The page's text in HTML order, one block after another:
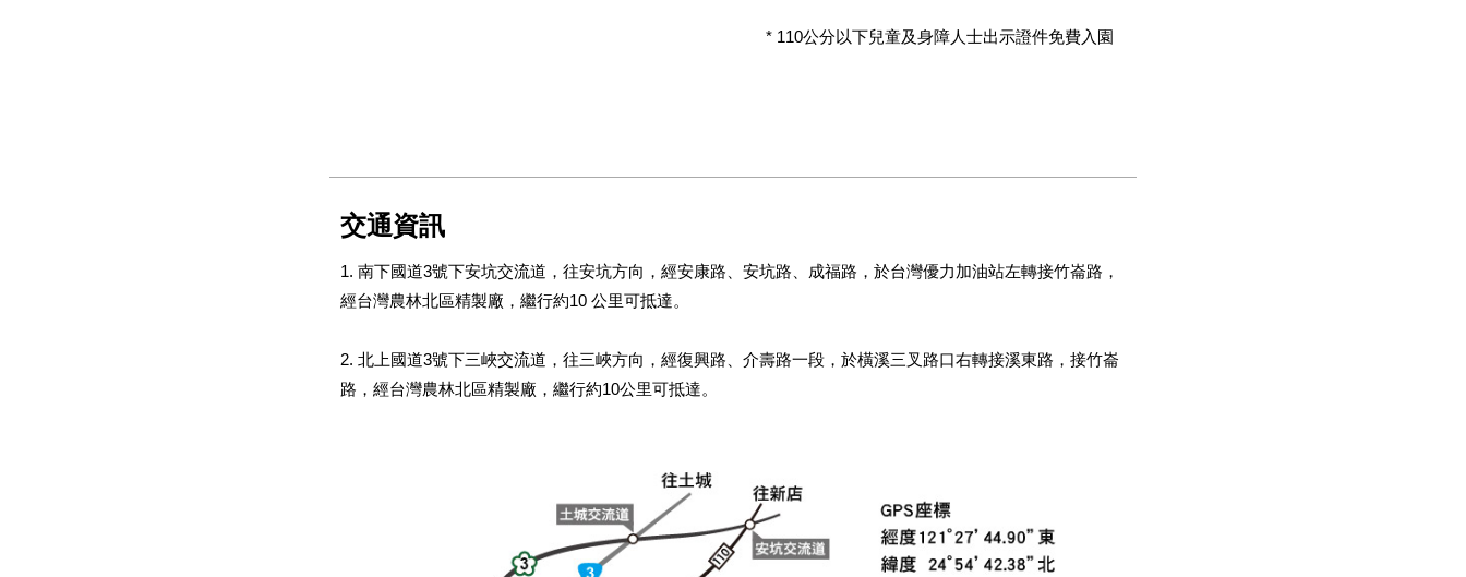
此外，若於春末夏初時節來訪，正值紅肉李盛產季節，用它獨特香氣的厚實果肉做成的有機李子釀、李子醬、李
厭倦了煩擾的塵囂嗎？來趟熊空，您一定能找到身心靈最大的撫慰！
* 110公分以下兒童及身障人士出示證件免費入園
交通資訊
1. 南下國道3號下安坑交流道，往安坑方向，經安康路、安坑路、成福路，於台灣優力加油站左轉接竹崙路，
經台灣農林北區精製廠，繼行約10 公里可抵達。
2. 北上國道3號下三峽交流道，往三峽方向，經復興路、介壽路一段，於橫溪三叉路口右轉接溪東路，接竹崙
路，經台灣農林北區精製廠，繼行約10公里可抵達。